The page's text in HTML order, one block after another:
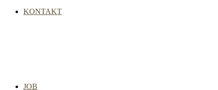
KONTAKT
JOB